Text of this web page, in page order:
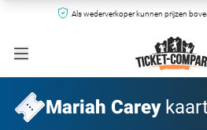
Als wederverkoper kunnen prijzen
Mariah Carey